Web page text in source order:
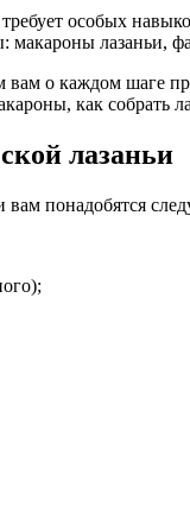
особых
макароны лазаньи,
о каждом шаге
как собрать
лазаньи
вам понадобятся